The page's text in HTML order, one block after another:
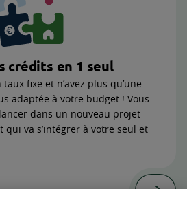
crédits en 1 seul
fixe et n’avez plus qu’une
adaptée à votre budget ! Vous
dans un nouveau projet
qui va s’intégrer à votre seul et